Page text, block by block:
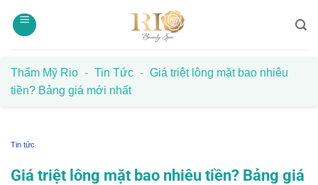
qua
Thẩm Mỹ Rio - Tin Tức - Giá triệt lông mặt bao nhiêu
tiền? Bảng giá mới nhất
Tin tức
Giá triệt lông mặt bao nhiêu tiền? Bảng giá